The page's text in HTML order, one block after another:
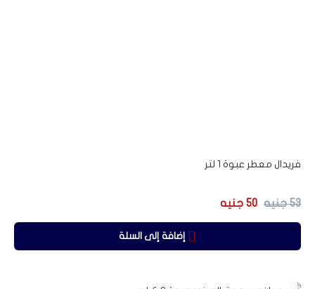
فريدال معطر عبوة 1 لتر
53 جنيه 50 جنيه
إضافة إلى السلة